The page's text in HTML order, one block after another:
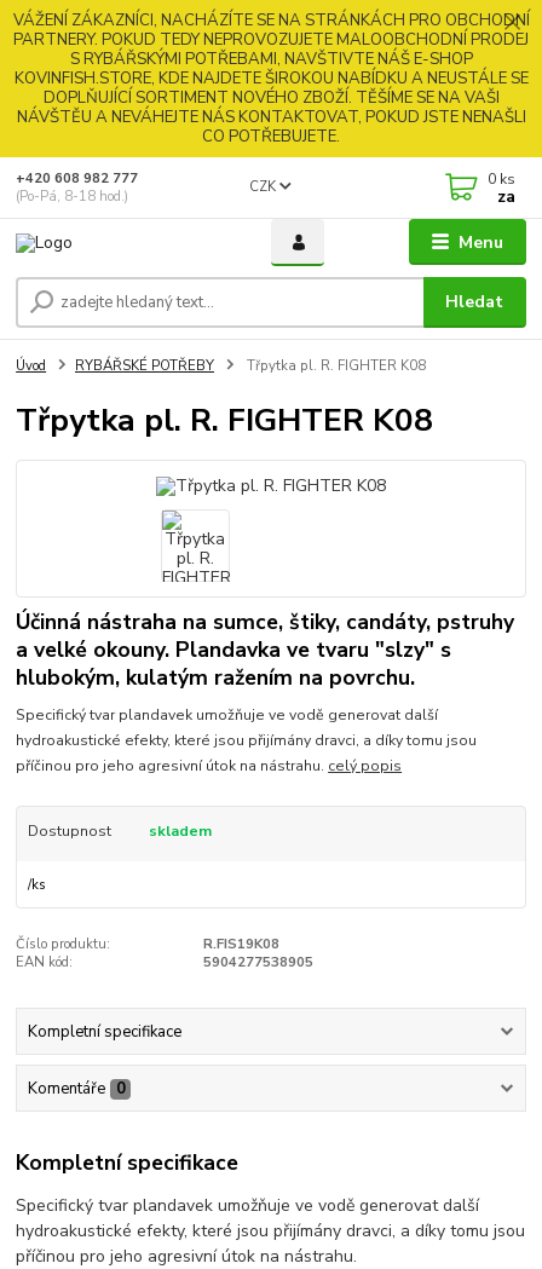
VÁŽENÍ ZÁKAZNÍCI, NACHÁZÍTE SE NA STRÁNKÁCH PRO OBCHODNÍ
PARTNERY. POKUD TEDY NEPROVOZUJETE MALOOBCHODNÍ PRODEJ
S RYBÁŘSKÝMI POTŘEBAMI, NAVŠTIVTE NÁŠ E-SHOP
KOVINFISH.STORE, KDE NAJDETE ŠIROKOU NABÍDKU A NEUSTÁLE SE
DOPLŇUJÍCÍ SORTIMENT NOVÉHO ZBOŽÍ. TĚŠÍME SE NA VAŠI
NÁVŠTĚU A NEVÁHEJTE NÁS KONTAKTOVAT, POKUD JSTE NENAŠLI
CO POTŘEBUJETE.
Menu
CZK
Hledat
+420 608 982 777
(Po-Pá, 8-18 hod.)
0 ks
za
Úvod RYBÁŘSKÉ POTŘEBY Třpytka pl. R. FIGHTER K08
Třpytka pl. R. FIGHTER K08
Účinná nástraha na sumce, štiky, candáty, pstruhy
a velké okouny. Plandavka ve tvaru "slzy" s
hlubokým, kulatým ražením na povrchu.
Specifický tvar plandavek umožňuje ve vodě generovat další
hydroakustické efekty, které jsou přijímány dravci, a díky tomu jsou
příčinou pro jeho agresivní útok na nástrahu. celý popis
Dostupnost skladem
/ks
Číslo produktu:
R.FIS19K08
EAN kód:
5904277538905
Kompletní specifikace
Komentáře 0
Kompletní specifikace
Specifický tvar plandavek umožňuje ve vodě generovat další
hydroakustické efekty, které jsou přijímány dravci, a díky tomu jsou
příčinou pro jeho agresivní útok na nástrahu.